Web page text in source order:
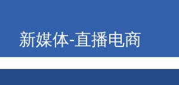
新媒体-直播电商